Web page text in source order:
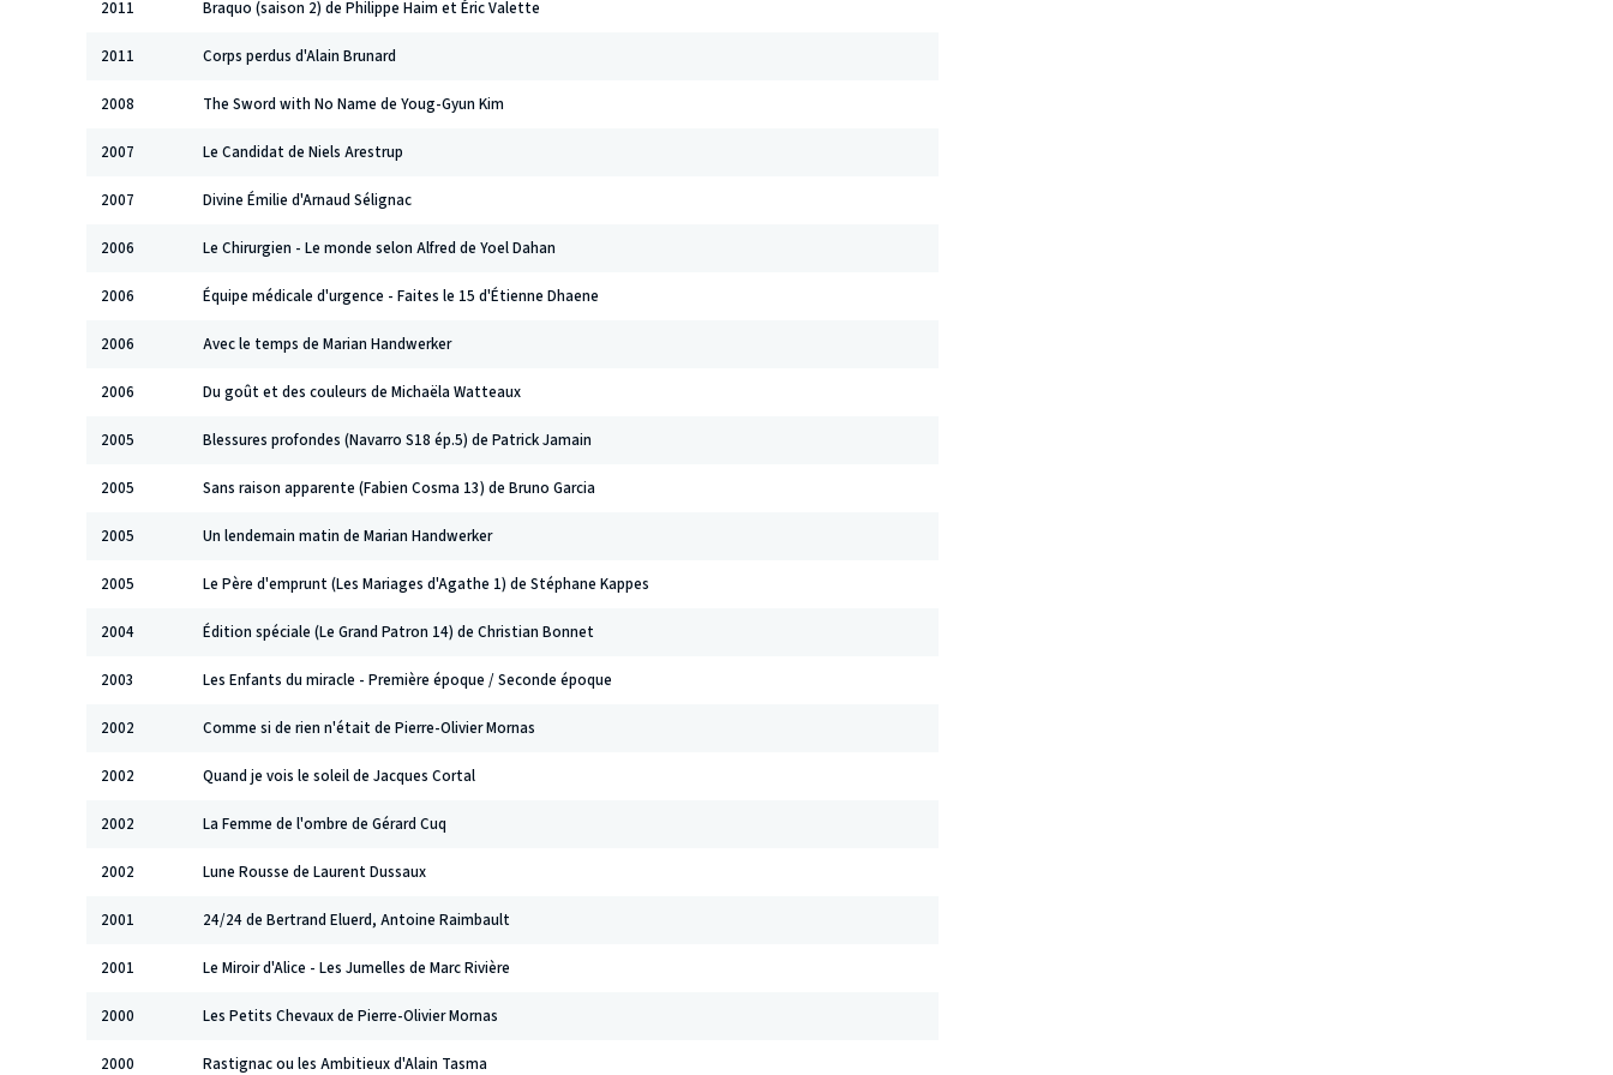
2011 Braquo (saison 2) de Philippe Haim et Éric Valette
2011 Corps perdus d'Alain Brunard
2008 The Sword with No Name de Youg-Gyun Kim
2007 Le Candidat de Niels Arestrup
2007 Divine Émilie d'Arnaud Sélignac
2006 Le Chirurgien - Le monde selon Alfred de Yoel Dahan
2006 Équipe médicale d'urgence - Faites le 15 d'Étienne Dhaene
2006 Avec le temps de Marian Handwerker
2006 Du goût et des couleurs de Michaëla Watteaux
2005 Blessures profondes (Navarro S18 ép.5) de Patrick Jamain
2005 Sans raison apparente (Fabien Cosma 13) de Bruno Garcia
2005 Un lendemain matin de Marian Handwerker
2005 Le Père d'emprunt (Les Mariages d'Agathe 1) de Stéphane Kappes
2004 Édition spéciale (Le Grand Patron 14) de Christian Bonnet
2003 Les Enfants du miracle - Première époque / Seconde époque
2002 Comme si de rien n'était de Pierre-Olivier Mornas
2002 Quand je vois le soleil de Jacques Cortal
2002 La Femme de l'ombre de Gérard Cuq
2002 Lune Rousse de Laurent Dussaux
2001 24/24 de Bertrand Eluerd, Antoine Raimbault
2001 Le Miroir d'Alice - Les Jumelles de Marc Rivière
2000 Les Petits Chevaux de Pierre-Olivier Mornas
2000 Rastignac ou les Ambitieux d'Alain Tasma